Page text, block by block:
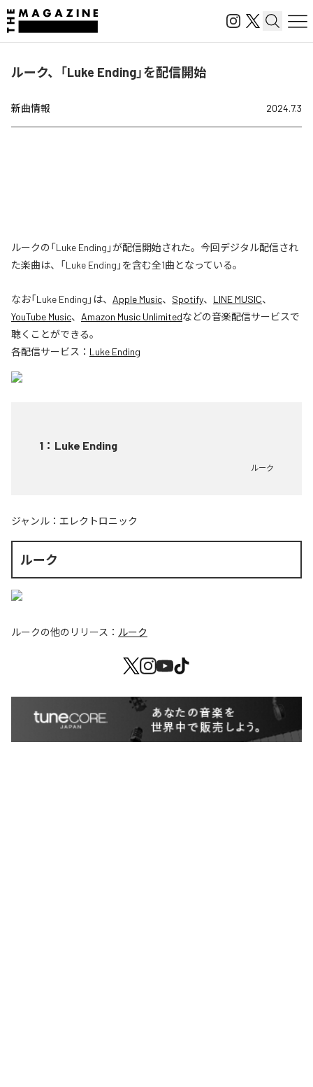
ルーク、「Luke Ending」を配信開始
新曲情報 2024.7.3
ルークの「Luke Ending」が配信開始された。今回デジタル配信され
た楽曲は、「Luke Ending」を含む全1曲となっている。
なお「Luke Ending 」は、 Apple Music、 Spotify、 LINE MUSIC、
YouTube Music、 Amazon Music Unlimitedなどの音楽配信サービスで
聴くことができる。
各配信サービス： Luke Ending
1 ： Luke Ending
ルーク
ジャンル： エレクトロニック
ルーク
ルークの他のリリース： ルーク